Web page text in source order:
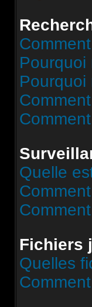
Pourquoi
Pourquoi
Quelle
Fichiers
Quelles